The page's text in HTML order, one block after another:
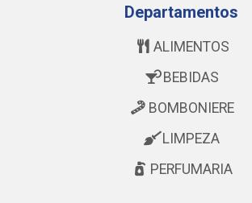
Departamentos
ALIMENTOS
BEBIDAS
BOMBONIERE
LIMPEZA
PERFUMARIA